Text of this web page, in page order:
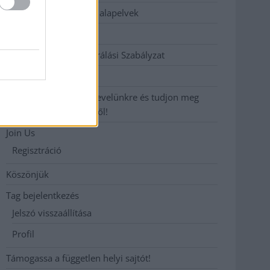
Etikai és függetlenségi alapelvek
Hozzászólási és Moderálási Szabályzat
Iratkozzon fel heti hírlevelünkre és tudjon meg
még többet megyénkről!
Join Us
Regisztráció
Köszönjük
Tag bejelentkezés
Jelszó visszaállítása
Profil
Támogassa a független helyi sajtót!